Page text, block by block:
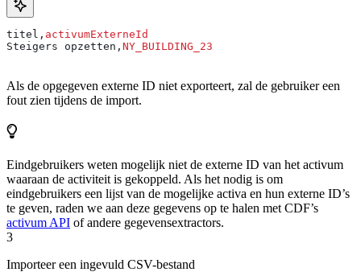
titel, activumExterneId
Steigers opzetten, NY_BUILDING_23
Als de opgegeven externe ID niet exporteert, zal de gebruiker een
fout zien tijdens de import.
Eindgebruikers weten mogelijk niet de externe ID van het activum
waaraan de activiteit is gekoppeld. Als het nodig is om
eindgebruikers een lijst van de mogelijke activa en hun externe ID’s
te geven, raden we aan deze gegevens op te halen met CDF’s
activum API of andere gegevensextractors.
3
Importeer een ingevuld CSV-bestand